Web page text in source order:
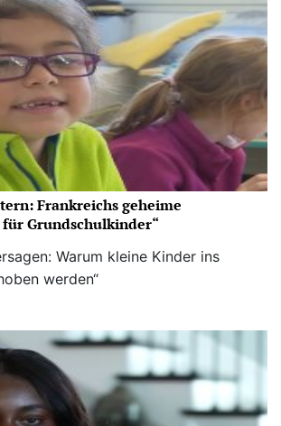
Frankreichs geheime
Grundschulkinder“
Warum kleine Kinder ins
werden“